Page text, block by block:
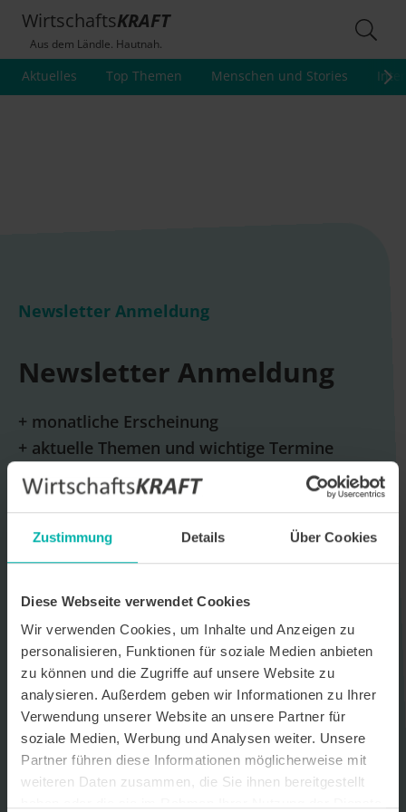
Zustimmung Details Über Cookies
Diese Webseite verwendet Cookies
Wir verwenden Cookies, um Inhalte und Anzeigen zu
personalisieren, Funktionen für soziale Medien anbieten
zu können und die Zugriffe auf unsere Website zu
analysieren. Außerdem geben wir Informationen zu Ihrer
Verwendung unserer Website an unsere Partner für
soziale Medien, Werbung und Analysen weiter. Unsere
Partner führen diese Informationen möglicherweise mit
weiteren Daten zusammen, die Sie ihnen bereitgestellt
WirtschaftsKRAFT
Aus dem Ländle. Hautnah.
Aktuelles Top Themen Menschen und Stories
Newsletter Anmeldung
Newsletter Anmeldung
+ monatliche Erscheinung
+ aktuelle Themen und wichtige Termine
+ neue Unternehmensportraits und
Unternehmensprofile
E-Mail *
Ich stimme zu, dass ich monatlich den kostenlosen Newsletter
WirtschaftsKRAFT der INFO - Das Magazin Pforzheim GmbH
erhalte. Um die Inhalte des Newsletters besser auf meine
persönlichen Interessen auszurichten, stimme ich außerdem zu,
hierfür mein personenbezogenes Nutzungsverhalten des
Newsletters zu erfassen und auszuwerten. Der Newsletter enthält
begleitende Werbeinformationen zu Produkten und
Dienstleistungen lokal ansässiger Werbekunden. Ich kann meine
Einwilligung jederzeit kostenfrei für die Zukunft durch den in jedem
Newsletter enthaltenen Abmeldelink oder per E-Mail an info@info-